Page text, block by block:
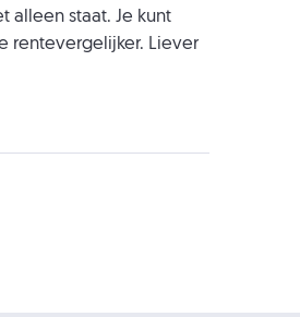
alleen staat. Je kunt
rentevergelijker. Liever